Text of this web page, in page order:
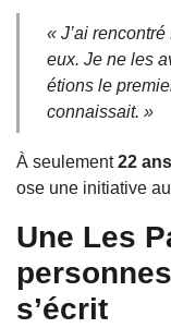
« J’ai
eux. Je ne les
étions le
connaissait. »
À seulement22 ans
ose une initiative
Une Les
s’écrit